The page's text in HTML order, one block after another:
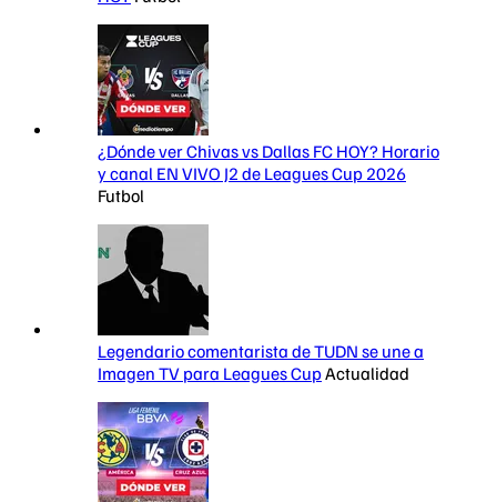
¿Dónde ver Chivas vs Dallas FC HOY? Horario
y canal EN VIVO J2 de Leagues Cup 2026
Futbol
Legendario comentarista de TUDN se une a
Imagen TV para Leagues CupActualidad